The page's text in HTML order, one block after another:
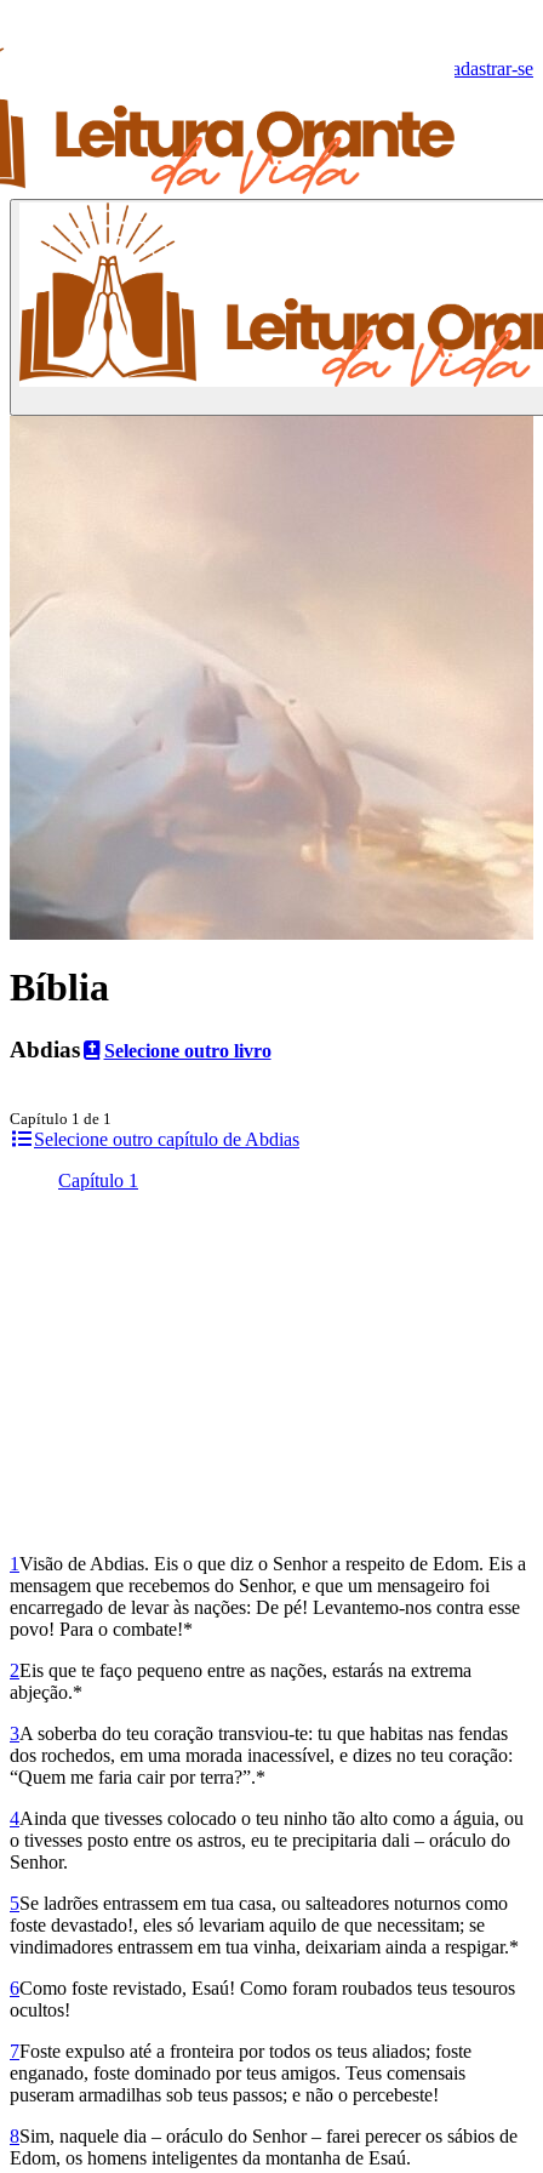
Cadastrar-se
Bíblia
Abdias Selecione outro livro
Capítulo 1 de 1
Selecione outro capítulo de Abdias
Capítulo 1
1Visão de Abdias. Eis o que diz o Senhor a respeito de Edom. Eis a
mensagem que recebemos do Senhor, e que um mensageiro foi
encarregado de levar às nações: De pé! Levantemo-nos contra esse
povo! Para o combate!*
2Eis que te faço pequeno entre as nações, estarás na extrema
abjeção.*
3A soberba do teu coração transviou-te: tu que habitas nas fendas
dos rochedos, em uma morada inacessível, e dizes no teu coração:
“Quem me faria cair por terra?”.*
4Ainda que tivesses colocado o teu ninho tão alto como a águia, ou
o tivesses posto entre os astros, eu te precipitaria dali – oráculo do
Senhor.
5Se ladrões entrassem em tua casa, ou salteadores noturnos como
foste devastado!, eles só levariam aquilo de que necessitam; se
vindimadores entrassem em tua vinha, deixariam ainda a respigar.*
6Como foste revistado, Esaú! Como foram roubados teus tesouros
ocultos!
7Foste expulso até a fronteira por todos os teus aliados; foste
enganado, foste dominado por teus amigos. Teus comensais
puseram armadilhas sob teus passos; e não o percebeste!
8Sim, naquele dia – oráculo do Senhor – farei perecer os sábios de
Edom, os homens inteligentes da montanha de Esaú.